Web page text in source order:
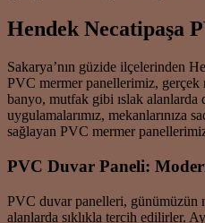
Hendek Necatipaşa
Sakarya’nın güzide ilçelerinden
PVC mermer panellerimiz, gerçek
banyo, mutfak gibi ıslak
uygulamalarımız, mekanlarınıza
sağlayan PVC mermer
PVC Duvar Paneli:
PVC duvar panelleri, günümüzün
alanlarda sıklıkla tercih edilirler.